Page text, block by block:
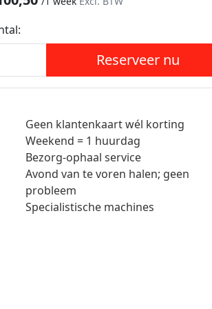
Reserveer nu
Geen klantenkaart wél korting
Weekend = 1 huurdag
Bezorg-ophaal service
Avond van te voren halen; geen
probleem
Specialistische machines